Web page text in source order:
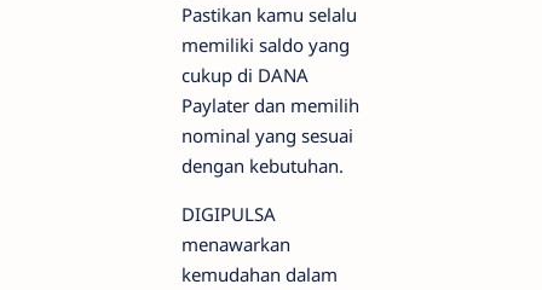
Pastikan kamu selalu
memiliki saldo yang
cukup di DANA
Paylater dan memilih
nominal yang sesuai
dengan kebutuhan.
DIGIPULSA
menawarkan
kemudahan dalam